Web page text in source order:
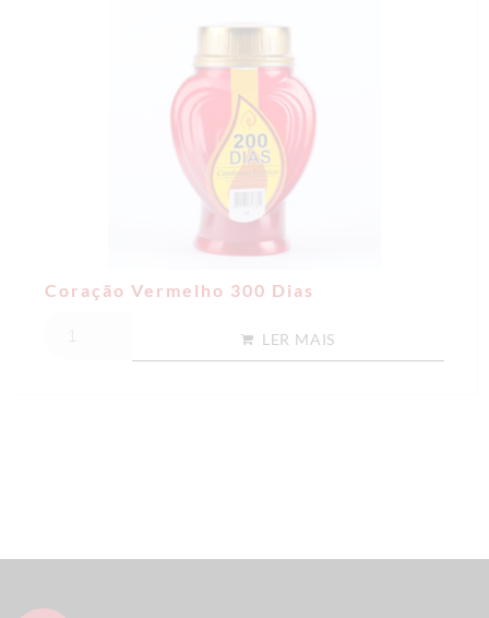
Coração Vermelho 300 Dias
LER MAIS